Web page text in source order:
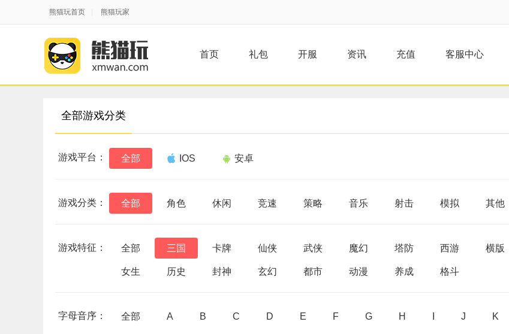
熊猫玩首页 熊猫玩家
首页 礼包 开服 资讯 充值 客服中心
全部游戏分类
游戏平台： 全部 IOS 安卓
游戏分类： 全部 角色 休闲 竞速 策略 音乐 射击 模拟 其他
游戏特征： 全部 三国 卡牌 仙侠 武侠 魔幻 塔防 西游 横版
女生 历史 封神 玄幻 都市 动漫 养成 格斗
字母音序： 全部 A B C D E F G H J K